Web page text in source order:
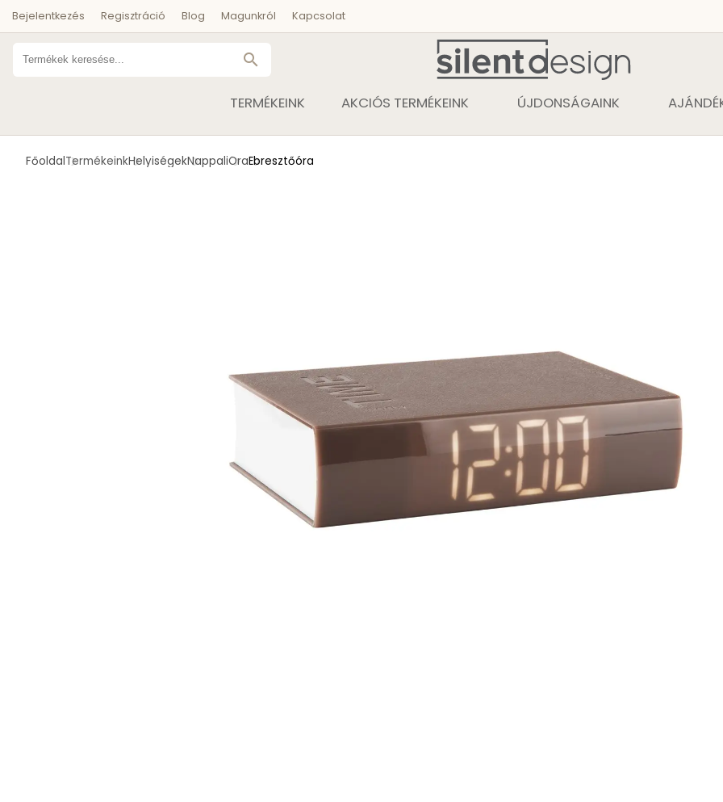
Bejelentkezés Regisztráció Blog Magunkról Kapcsolat
search
TERMÉKEINK AKCIÓS TERMÉKEINK ÚJDONSÁGAINK
FőoldalTermékeinkHelyiségekNappaliÓraÉbresztőóra